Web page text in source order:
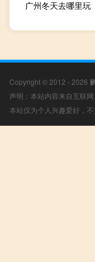
广州冬天去哪里玩
Copyright © 2012 - 2026
声明：本站内容来自互联
本站仅为个人兴趣爱好，